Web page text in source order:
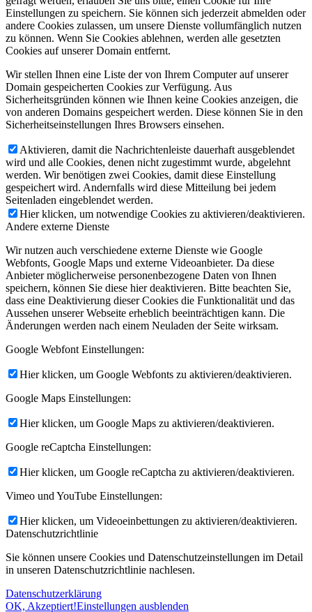
Einstellungen zu speichern. Sie können sich jederzeit abmelden oder
andere Cookies zulassen, um unsere Dienste vollumfänglich nutzen
zu können. Wenn Sie Cookies ablehnen, werden alle gesetzten
Cookies auf unserer Domain entfernt.
Wir stellen Ihnen eine Liste der von Ihrem Computer auf unserer
Domain gespeicherten Cookies zur Verfügung. Aus
Sicherheitsgründen können wie Ihnen keine Cookies anzeigen, die
von anderen Domains gespeichert werden. Diese können Sie in den
Sicherheitseinstellungen Ihres Browsers einsehen.
Aktivieren, damit die Nachrichtenleiste dauerhaft ausgeblendet
wird und alle Cookies, denen nicht zugestimmt wurde, abgelehnt
werden. Wir benötigen zwei Cookies, damit diese Einstellung
gespeichert wird. Andernfalls wird diese Mitteilung bei jedem
Seitenladen eingeblendet werden.
Hier klicken, um notwendige Cookies zu aktivieren/deaktivieren.
Andere externe Dienste
Wir nutzen auch verschiedene externe Dienste wie Google
Webfonts, Google Maps und externe Videoanbieter. Da diese
Anbieter möglicherweise personenbezogene Daten von Ihnen
speichern, können Sie diese hier deaktivieren. Bitte beachten Sie,
dass eine Deaktivierung dieser Cookies die Funktionalität und das
Aussehen unserer Webseite erheblich beeinträchtigen kann. Die
Änderungen werden nach einem Neuladen der Seite wirksam.
Google Webfont Einstellungen:
Hier klicken, um Google Webfonts zu aktivieren/deaktivieren.
Google Maps Einstellungen:
Hier klicken, um Google Maps zu aktivieren/deaktivieren.
Google reCaptcha Einstellungen:
Hier klicken, um Google reCaptcha zu aktivieren/deaktivieren.
Vimeo und YouTube Einstellungen:
Hier klicken, um Videoeinbettungen zu aktivieren/deaktivieren.
Datenschutzrichtlinie
Sie können unsere Cookies und Datenschutzeinstellungen im Detail
in unseren Datenschutzrichtlinie nachlesen.
Datenschutzerklärung
OK, Akzeptiert!Einstellungen ausblenden